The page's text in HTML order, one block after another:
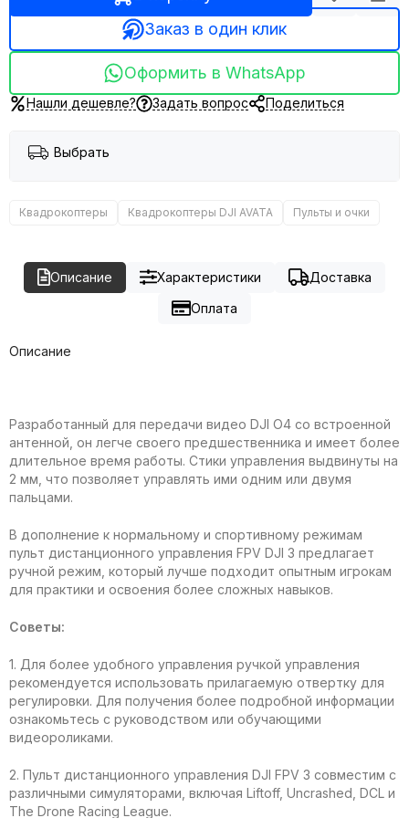
Заказ в один клик
Оформить в WhatsApp
Нашли дешевле? Задать вопрос Поделиться
Выбрать
Квадрокоптеры Квадрокоптеры DJI AVATA Пульты и очки
Описание Характеристики
Доставка
Оплата
Описание
Разработанный для передачи видео DJI O4 со встроенной
антенной, он легче своего предшественника и имеет более
длительное время работы. Стики управления выдвинуты на
2 мм, что позволяет управлять ими одним или двумя
пальцами.
В дополнение к нормальному и спортивному режимам
пульт дистанционного управления FPV DJI 3 предлагает
ручной режим, который лучше подходит опытным игрокам
для практики и освоения более сложных навыков.
Советы:
1. Для более удобного управления ручкой управления
рекомендуется использовать прилагаемую отвертку для
регулировки. Для получения более подробной информации
ознакомьтесь с руководством или обучающими
видеороликами.
2. Пульт дистанционного управления DJI FPV 3 совместим с
различными симуляторами, включая Liftoff, Uncrashed, DCL и
The Drone Racing League.